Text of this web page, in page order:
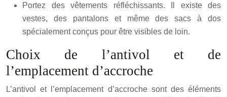
Portez des vêtements réfléchissants. Il existe des
vestes, des pantalons et même des sacs à dos
spécialement conçus pour être visibles de loin.
Choix de l’antivol et de
l’emplacement d’accroche
L’antivol et l’emplacement d’accroche sont des éléments